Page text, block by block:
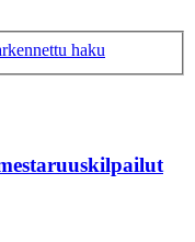
haku